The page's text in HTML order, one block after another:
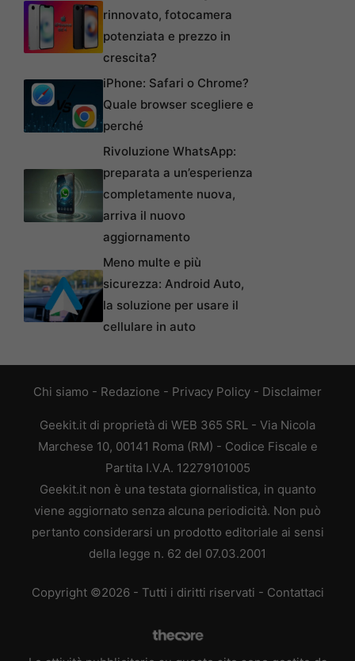
rinnovato, fotocamera
potenziata e prezzo in
crescita?
iPhone: Safari o Chrome?
Quale browser scegliere e
perché
Rivoluzione WhatsApp:
preparata a un’esperienza
completamente nuova,
arriva il nuovo
aggiornamento
Meno multe e più
sicurezza: Android Auto,
la soluzione per usare il
cellulare in auto
Chi siamo - Redazione - Privacy Policy - Disclaimer
Geekit.it di proprietà di WEB 365 SRL - Via Nicola
Marchese 10, 00141 Roma (RM) - Codice Fiscale e
Partita I.V.A. 12279101005
Geekit.it non è una testata giornalistica, in quanto
viene aggiornato senza alcuna periodicità. Non può
pertanto considerarsi un prodotto editoriale ai sensi
della legge n. 62 del 07.03.2001
Copyright ©2026 - Tutti i diritti riservati - Contattaci